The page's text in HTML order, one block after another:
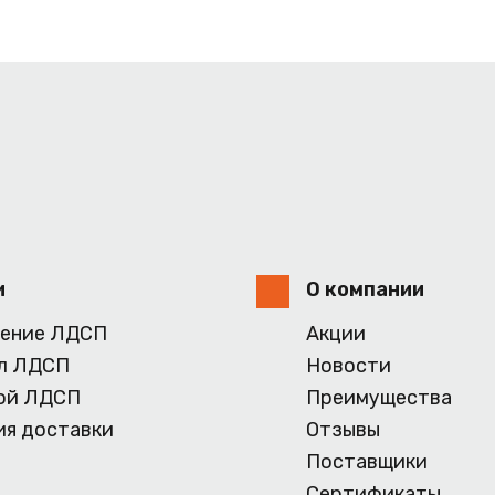
ЛДСП
ЛДСП
ЛДСП
доставки
О компании
Акции
Новости
Преимущества
Отзывы
Поставщики